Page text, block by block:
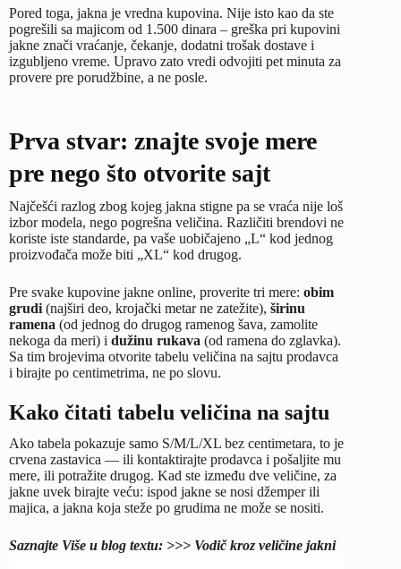
Pored toga, jakna je vredna kupovina. Nije isto kao da ste
pogrešili sa majicom od 1.500 dinara – greška pri kupovini
jakne znači vraćanje, čekanje, dodatni trošak dostave i
izgubljeno vreme. Upravo zato vredi odvojiti pet minuta za
provere pre porudžbine, a ne posle.
Prva stvar: znajte svoje mere
pre nego što otvorite sajt
Najčešći razlog zbog kojeg jakna stigne pa se vraća nije loš
izbor modela, nego pogrešna veličina. Različiti brendovi ne
koriste iste standarde, pa vaše uobičajeno „L“ kod jednog
proizvođača može biti „XL“ kod drugog.
Pre svake kupovine jakne online, proverite tri mere: obim
grudi (najširi deo, krojački metar ne zatežite), širinu
ramena (od jednog do drugog ramenog šava, zamolite
nekoga da meri) i dužinu rukava (od ramena do zglavka).
Sa tim brojevima otvorite tabelu veličina na sajtu prodavca
i birajte po centimetrima, ne po slovu.
Kako čitati tabelu veličina na sajtu
Ako tabela pokazuje samo S/M/L/XL bez centimetara, to je
crvena zastavica — ili kontaktirajte prodavca i pošaljite mu
mere, ili potražite drugog. Kad ste između dve veličine, za
jakne uvek birajte veću: ispod jakne se nosi džemper ili
majica, a jakna koja steže po grudima ne može se nositi.
Saznajte Više u blog textu: >>> Vodič kroz veličine jakni